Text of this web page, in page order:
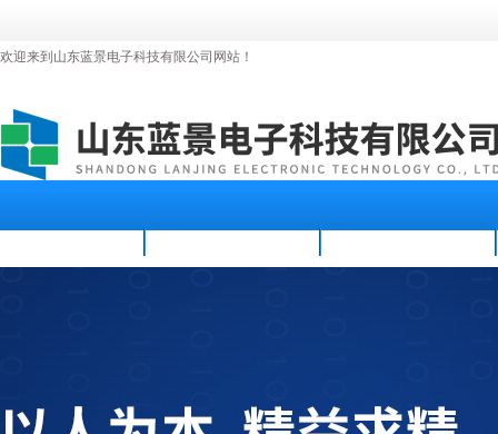
欢迎来到山东蓝景电子科技有限公司网站！